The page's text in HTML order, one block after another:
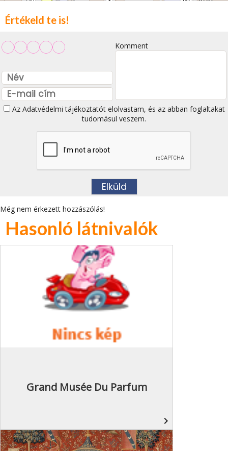
Értékeld te is!
Komment
Az Adatvédelmi tájékoztatótelolvastam, és az abban foglaltakat
tudomásul veszem.
Még nem érkezett hozzászólás!
Hasonló látnivalók
Grand Musée Du Parfum
navigate_next